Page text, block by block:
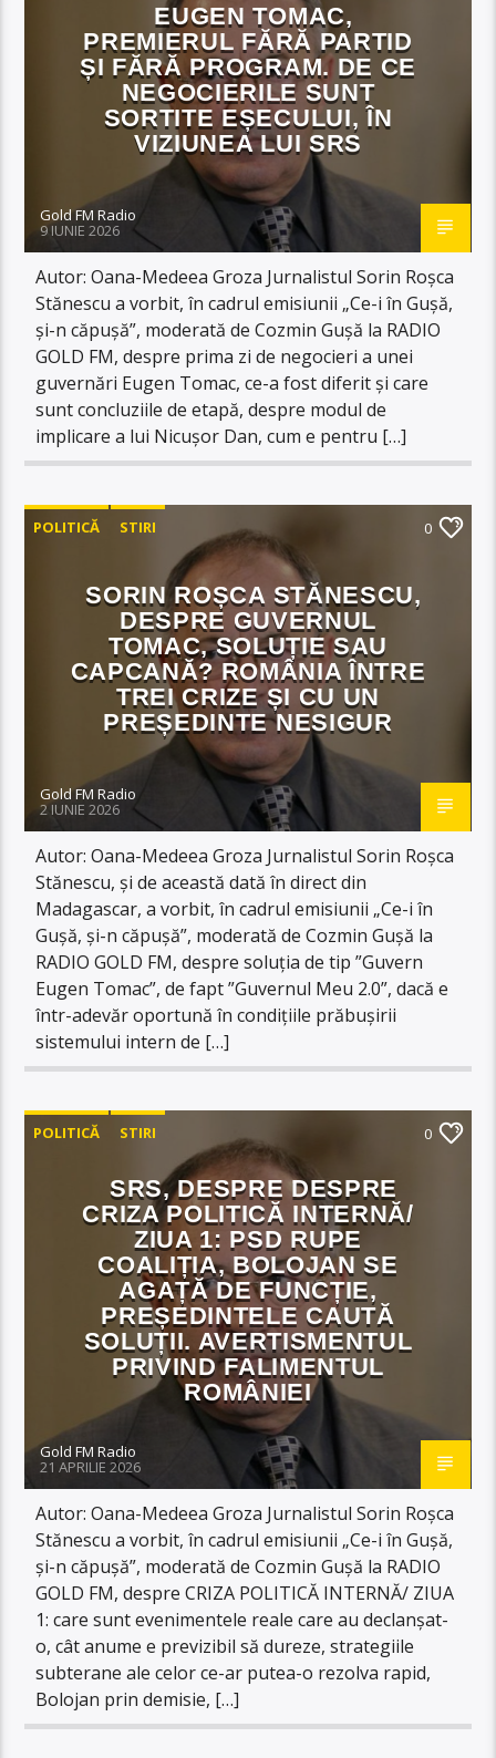
EUGEN TOMAC,
PREMIERUL FĂRĂ PARTID
ȘI FĂRĂ PROGRAM. DE CE
NEGOCIERILE SUNT
SORTITE EȘECULUI, ÎN
VIZIUNEA LUI SRS
Gold FM Radio
9 IUNIE 2026
Autor: Oana-Medeea Groza Jurnalistul Sorin Roșca
Stănescu a vorbit, în cadrul emisiunii „Ce-i în Gușă,
și-n căpușă”, moderată de Cozmin Gușă la RADIO
GOLD FM, despre prima zi de negocieri a unei
guvernări Eugen Tomac, ce-a fost diferit și care
sunt concluziile de etapă, despre modul de
implicare a lui Nicușor Dan, cum e pentru […]
POLITICĂ STIRI 0
SORIN ROȘCA STĂNESCU,
DESPRE GUVERNUL
TOMAC, SOLUȚIE SAU
CAPCANĂ? ROMÂNIA ÎNTRE
TREI CRIZE ȘI CU UN
PREȘEDINTE NESIGUR
Gold FM Radio
2 IUNIE 2026
Autor: Oana-Medeea Groza Jurnalistul Sorin Roșca
Stănescu, și de această dată în direct din
Madagascar, a vorbit, în cadrul emisiunii „Ce-i în
Gușă, și-n căpușă”, moderată de Cozmin Gușă la
RADIO GOLD FM, despre soluția de tip ”Guvern
Eugen Tomac”, de fapt ”Guvernul Meu 2.0”, dacă e
într-adevăr oportună în condițiile prăbușirii
sistemului intern de […]
POLITICĂ STIRI 0
SRS, DESPRE DESPRE
CRIZA POLITICĂ INTERNĂ/
ZIUA 1: PSD RUPE
COALIȚIA, BOLOJAN SE
AGAȚĂ DE FUNCȚIE,
PREȘEDINTELE CAUTĂ
SOLUȚII. AVERTISMENTUL
PRIVIND FALIMENTUL
ROMÂNIEI
Gold FM Radio
21 APRILIE 2026
Autor: Oana-Medeea Groza Jurnalistul Sorin Roșca
Stănescu a vorbit, în cadrul emisiunii „Ce-i în Gușă,
și-n căpușă”, moderată de Cozmin Gușă la RADIO
GOLD FM, despre CRIZA POLITICĂ INTERNĂ/ ZIUA
1: care sunt evenimentele reale care au declanșat-
o, cât anume e previzibil să dureze, strategiile
subterane ale celor ce-ar putea-o rezolva rapid,
Bolojan prin demisie, […]